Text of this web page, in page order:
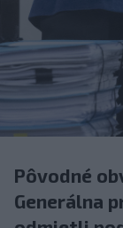
Pôvodné
Generálna